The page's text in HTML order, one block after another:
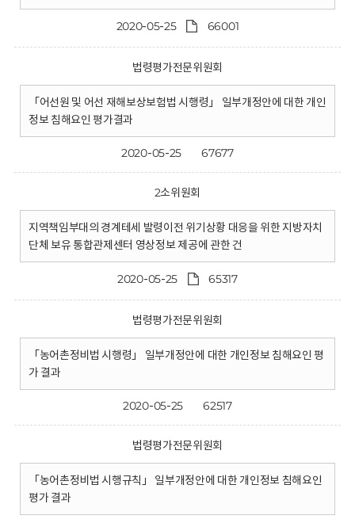
2020-05-25 66001
법령평가전문위원회
「어선원 및 어선 재해보상보험법 시행령」 일부개정안에 대한 개인
정보 침해요인 평가결과
2020-05-25 67677
2소위원회
지역책임부대의 경계테세 발령이전 위기상황 대응을 위한 지방자치
단체 보유 통합관제센터 영상정보 제공에 관한 건
2020-05-25 65317
법령평가전문위원회
「농어촌정비법 시행령」 일부개정안에 대한 개인정보 침해요인 평
가 결과
2020-05-25 62517
법령평가전문위원회
「농어촌정비법 시행규칙」 일부개정안에 대한 개인정보 침해요인
평가 결과